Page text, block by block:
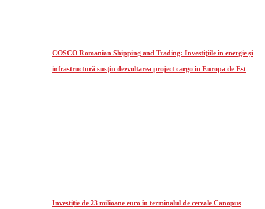
COSCO Romanian Shipping and Trading: Investiţiile în energie și
infrastructură susţin dezvoltarea project cargo în Europa de Est
Investiție de 23 milioane euro în terminalul de cereale Canopus